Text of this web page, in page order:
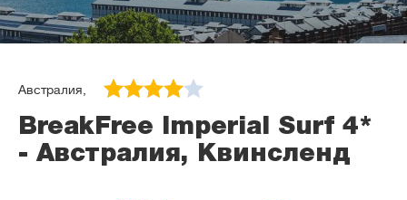
Австралия,
BreakFree Imperial Surf 4*
- Австралия, Квинсленд